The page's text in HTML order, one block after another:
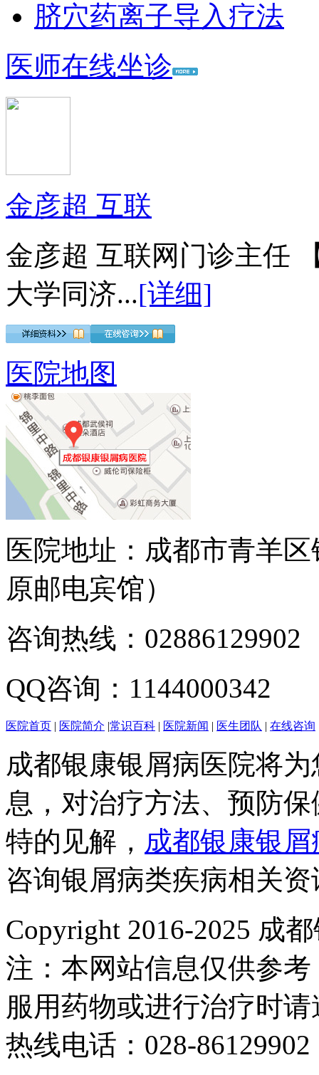
脐穴药离子导入疗法
医师在线坐诊
金彦超 互联
金彦超 互联网门诊主任
大学同济...[详细]
医院地图
医院地址：成都市青羊
原邮电宾馆）
咨询热线：02886129902
QQ咨询：1144000342
医院首页 | 医院简介 |常识百科 | 医院新闻 | 医生团队 | 在线咨询
成都银康银屑病医院将
息，对治疗方法、预防
特的见解， 成都银康银
咨询银屑病类疾病相关资
Copyright 2016-2025 成
注：本网站信息仅供参
服用药物或进行治疗时
热线电话：028-86129902